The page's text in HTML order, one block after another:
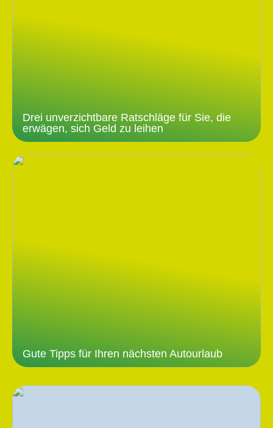
Drei unverzichtbare Ratschläge für Sie, die
erwägen, sich Geld zu leihen
Gute Tipps für Ihren nächsten Autourlaub